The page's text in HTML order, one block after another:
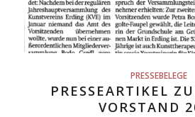
PRESSEBELEGE
PRESSEARTIKEL
VORSTAND